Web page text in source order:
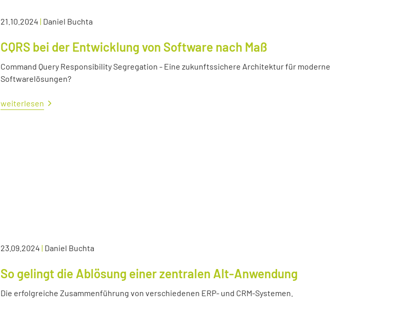
21.10.2024 | Daniel Buchta
CQRS bei der Entwicklung von Software nach Maß
Command Query Responsibility Segregation - Eine zukunftssichere Architektur für moderne
Softwarelösungen?
weiterlesen
23.09.2024 | Daniel Buchta
So gelingt die Ablösung einer zentralen Alt-Anwendung
Die erfolgreiche Zusammenführung von verschiedenen ERP- und CRM-Systemen.